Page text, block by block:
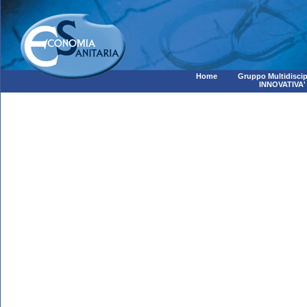
Home
Gruppo
INNOVATIVA'